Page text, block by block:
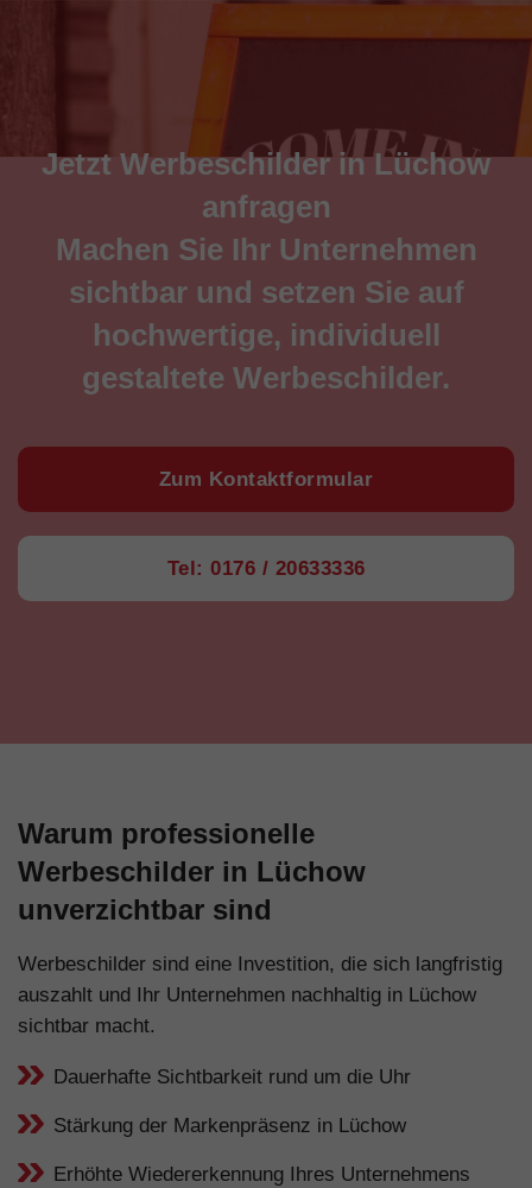
Jetzt Werbeschilder in Lüchow
anfragen
Machen Sie Ihr Unternehmen
sichtbar und setzen Sie auf
hochwertige, individuell
gestaltete Werbeschilder.
Zum Kontaktformular
Tel: 0176 / 20633336
Warum professionelle
Werbeschilder in Lüchow
unverzichtbar sind
Werbeschilder sind eine Investition, die sich langfristig
auszahlt und Ihr Unternehmen nachhaltig in Lüchow
sichtbar macht.
Dauerhafte Sichtbarkeit rund um die Uhr
Stärkung der Markenpräsenz in Lüchow
Erhöhte Wiedererkennung Ihres Unternehmens